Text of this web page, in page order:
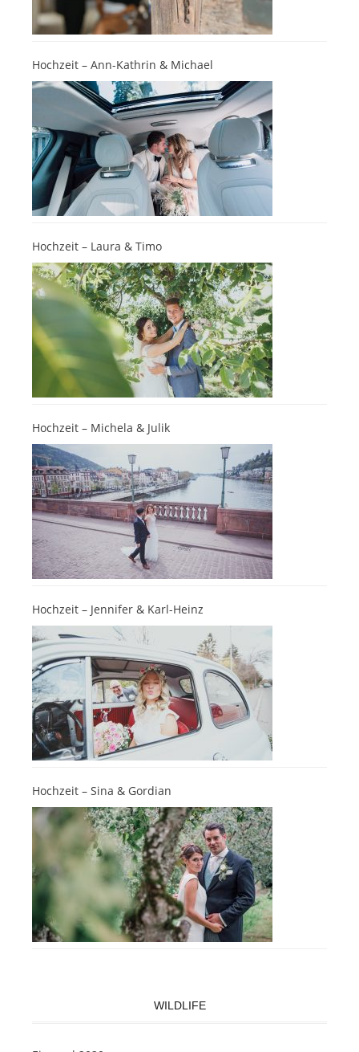
Hochzeit – Ann-Kathrin & Michael
Hochzeit – Laura & Timo
Hochzeit – Michela & Julik
Hochzeit – Jennifer & Karl-Heinz
Hochzeit – Sina & Gordian
WILDLIFE